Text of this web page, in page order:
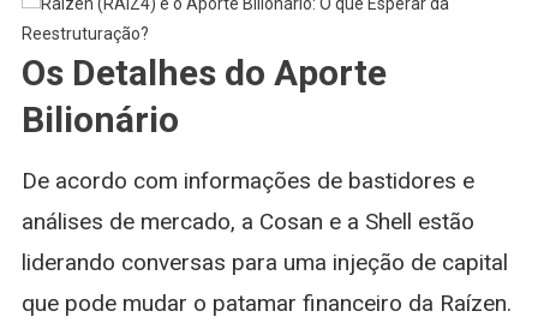
Os Detalhes do Aporte
Bilionário
De acordo com informações de bastidores e
análises de mercado, a Cosan e a Shell estão
liderando conversas para uma injeção de capital
que pode mudar o patamar financeiro da Raízen.